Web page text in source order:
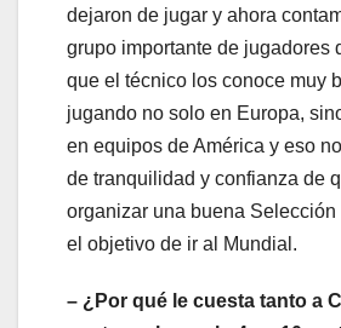
dejaron de jugar y ahora
grupo importante de jugadores
que el técnico los conoce muy
jugando no solo en Europa,
en equipos de América y eso
de tranquilidad y confianza de
organizar una buena
el objetivo de ir al Mundial.
– ¿Por qué le cuesta tanto a